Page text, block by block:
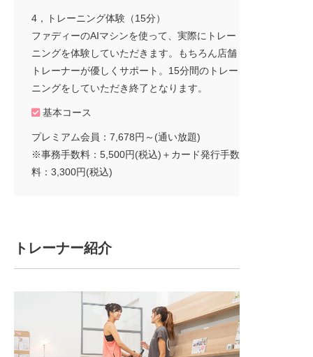
4，トレーニング体験（15分）
ファディーのAIマシンを使って、実際にトレー
ニングを体験していただきます。もちろん店舗
トレーナーが優しくサポート。15分間のトレー
ニングをしていただき終了となります。
基本コース
プレミアム会員：7,678円～(通い放題)
※事務手数料：5,500円(税込)＋カード発行手数
料：3,300円(税込)
トレーナー紹介